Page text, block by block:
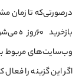
در‌صورتی‌که تا زمان
بازخرید
وب‌سایت‌های مربوط به
اگر این گزینه را فعال